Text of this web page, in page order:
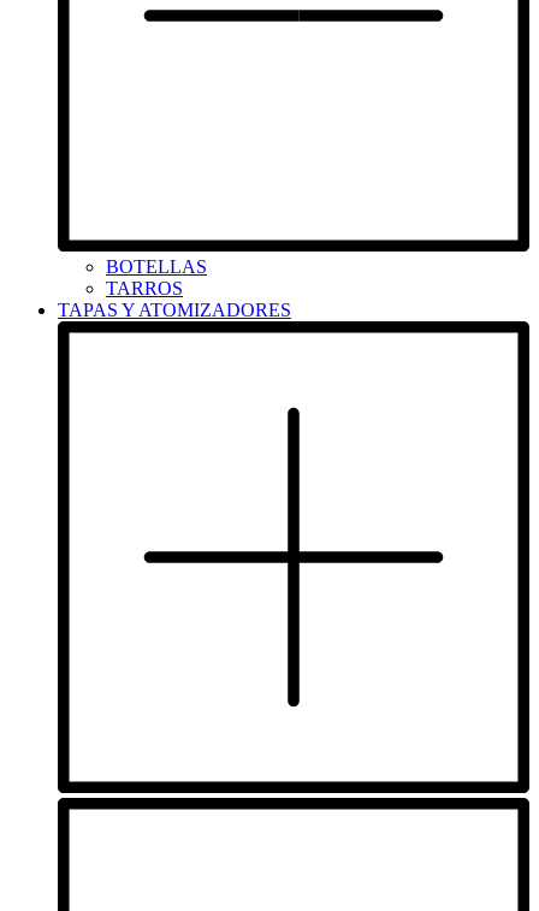
BOTELLAS
TARROS
TAPAS Y ATOMIZADORES